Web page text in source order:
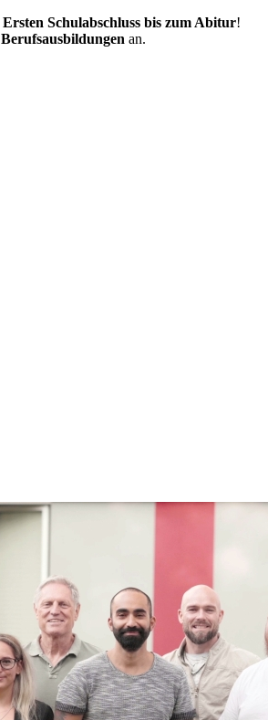
Ersten Schulabschluss bis zum Abitur!
Berufsausbildungen an.